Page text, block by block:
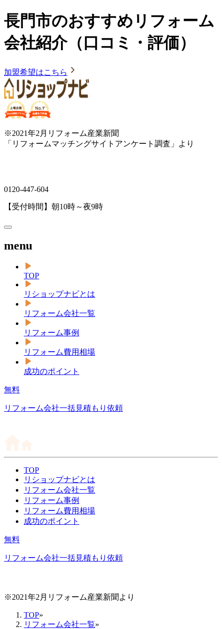
長門市のおすすめリフォーム
会社紹介（口コミ・評価）
加盟希望はこちら
※2021年2月リフォーム産業新聞
「リフォームマッチングサイトアンケート調査」より
0120-447-604
【受付時間】朝10時～夜9時
menu
TOP
リショップナビとは
リフォーム会社一覧
リフォーム事例
リフォーム費用相場
成功のポイント
無料
リフォーム会社一括見積もり依頼
TOP
リショップナビとは
リフォーム会社一覧
リフォーム事例
リフォーム費用相場
成功のポイント
無料
リフォーム会社一括見積もり依頼
※2021年2月リフォーム産業新聞より
TOP»
リフォーム会社一覧»